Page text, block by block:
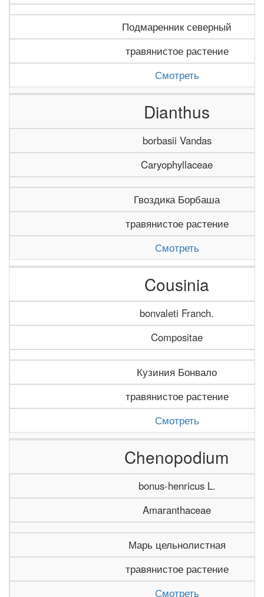
Подмаренник северный
травянистое растение
Смотреть
Dianthus
borbasii Vandas
Caryophyllaceae
Гвоздика Борбаша
травянистое растение
Смотреть
Cousinia
bonvaleti Franch.
Compositae
Кузиния Бонвало
травянистое растение
Смотреть
Chenopodium
bonus-henricus L.
Amaranthaceae
Марь цельнолистная
травянистое растение
Смотреть